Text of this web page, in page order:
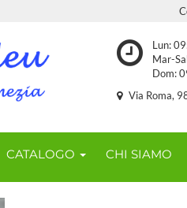
Lun:
Mar-
Dom:
Via Roma,
CATALOGO CHI SIAMO